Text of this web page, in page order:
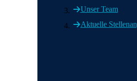
Unser Team
Aktuelle